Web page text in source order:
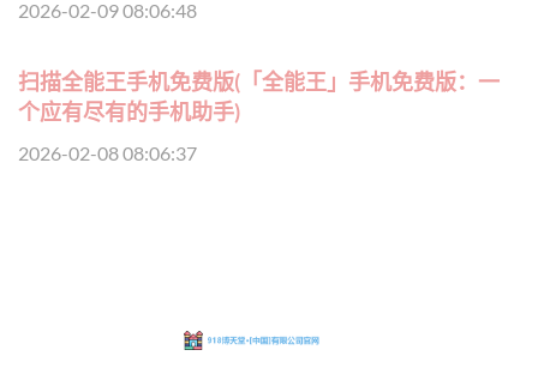
2026-02-09 08:06:48
扫描全能王手机免费版(「全能王」手机免费版：一
个应有尽有的手机助手)
2026-02-08 08:06:37